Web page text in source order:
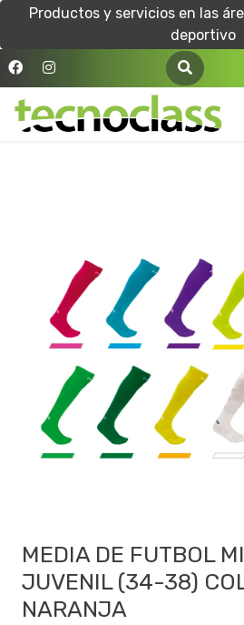
Productos y servicios en las
deportivo
MEDIA DE FUTBOL
JUVENIL (34-38)
NARANJA